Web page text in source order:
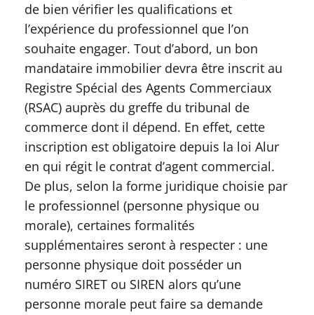
de bien vérifier les qualifications et
l’expérience du professionnel que l’on
souhaite engager. Tout d’abord, un bon
mandataire immobilier devra être inscrit au
Registre Spécial des Agents Commerciaux
(RSAC) auprès du greffe du tribunal de
commerce dont il dépend. En effet, cette
inscription est obligatoire depuis la loi Alur
en qui régit le contrat d’agent commercial.
De plus, selon la forme juridique choisie par
le professionnel (personne physique ou
morale), certaines formalités
supplémentaires seront à respecter : une
personne physique doit posséder un
numéro SIRET ou SIREN alors qu’une
personne morale peut faire sa demande